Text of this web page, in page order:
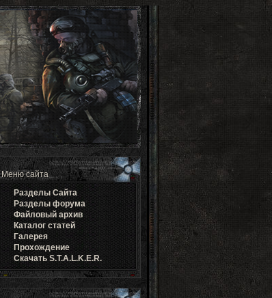
Меню сайта
Разделы Cайта
Разделы форума
Файловый архив
Каталог статей
Галерея
Прохождение
Скачать S.T.A.L.K.E.R.